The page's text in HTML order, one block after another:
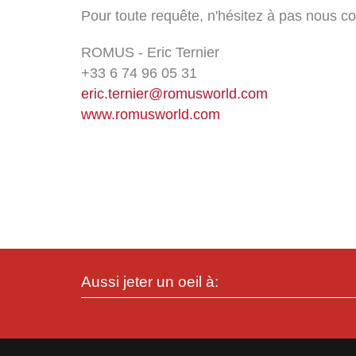
Pour toute requête, n'hésitez à pas nous
ROMUS - Eric Ternier
+33 6 74 96 05 31
eric.ternier@romusworld.com
www.romusworld.com
Aussi jeter un oeil à: